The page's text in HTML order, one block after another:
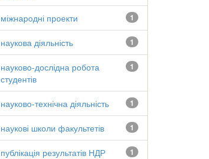
1
міжнародні проекти
1
наукова діяльність
1
науково-дослідна робота
студентів
1
науково-технічна діяльність
1
наукові школи факультетів
1
публікація результатів НДР